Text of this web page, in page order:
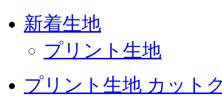
新着生地
プリント生地
プリント生地 カット